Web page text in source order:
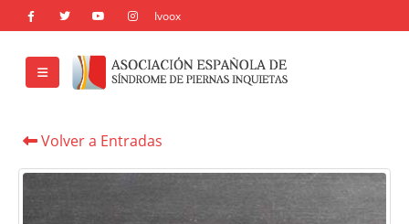
Volver a Entradas